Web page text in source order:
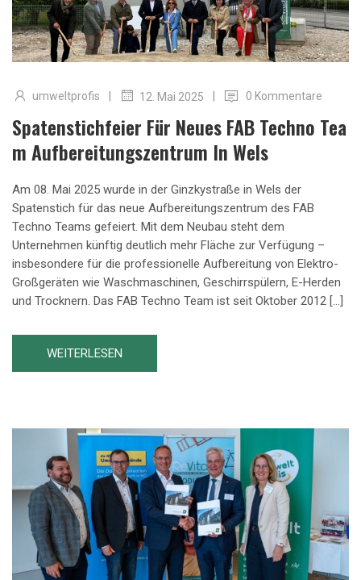
umweltprofis | 12. Mai 2025 | 0 Kommentare
Spatenstichfeier Für Neues FAB Techno Tea
M Aufbereitungszentrum In Wels
Am 08. Mai 2025 wurde in der Ginzkystraße in Wels der
Spatenstich für das neue Aufbereitungszentrum des FAB
Techno Teams gefeiert. Mit dem Neubau steht dem
Unternehmen künftig deutlich mehr Fläche zur Verfügung –
insbesondere für die professionelle Aufbereitung von Elektro-
Großgeräten wie Waschmaschinen, Geschirrspülern, E-Herden
und Trocknern. Das FAB Techno Team ist seit Oktober 2012 […]
WEITERLESEN